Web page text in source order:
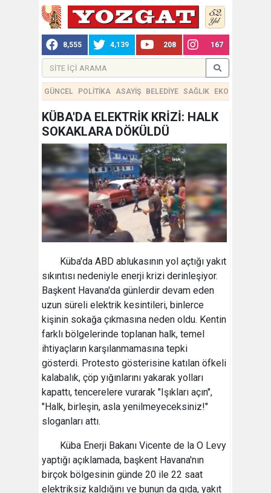
8,555 4,139 208 167
GÜNCEL POLİTİKA ASAYİŞ BELEDİYE SAĞLIK EKONOMİ
KÜBA'DA ELEKTRİK KRİZİ: HALK
SOKAKLARA DÖKÜLDÜ
Küba'da ABD ablukasının yol açtığı yakıt
sıkıntısı nedeniyle enerji krizi derinleşiyor.
Başkent Havana'da günlerdir devam eden
uzun süreli elektrik kesintileri, binlerce
kişinin sokağa çıkmasına neden oldu. Kentin
farklı bölgelerinde toplanan halk, temel
ihtiyaçların karşılanmamasına tepki
gösterdi. Protesto gösterisine katılan öfkeli
kalabalık, çöp yığınlarını yakarak yolları
kapattı, tencerelere vurarak "Işıkları açın",
"Halk, birleşin, asla yenilmeyeceksiniz!"
sloganları attı.
Küba Enerji Bakanı Vicente de la O Levy
yaptığı açıklamada, başkent Havana'nın
birçok bölgesinin günde 20 ile 22 saat
elektriksiz kaldığını ve bunun da gıda, yakıt